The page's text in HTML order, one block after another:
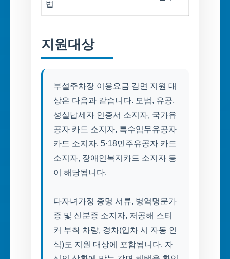
법
지원대상
부설주차장 이용요금 감면 지원 대
상은 다음과 같습니다. 모범, 유공,
성실납세자 인증서 소지자, 국가유
공자 카드 소지자, 특수임무유공자
카드 소지자, 5·18민주유공자 카드
소지자, 장애인복지카드 소지자 등
이 해당됩니다.
다자녀가정 증명 서류, 병역명문가
증 및 신분증 소지자, 저공해 스티
커 부착 차량, 경차(입차 시 자동 인
식)도 지원 대상에 포함됩니다. 자